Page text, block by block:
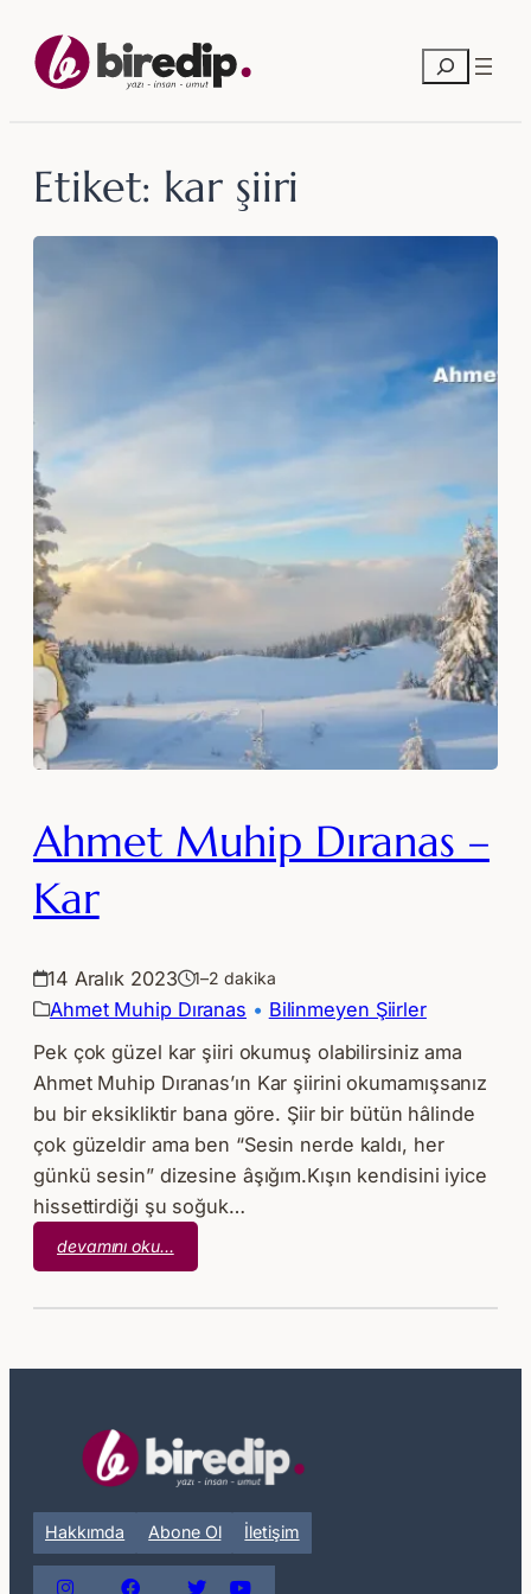
geç
Ara
Etiket: kar şiiri
Ahmet Muhip Dıranas –
Kar
14 Aralık 2023 1–2 dakika
Ahmet Muhip Dıranas • Bilinmeyen Şiirler
Pek çok güzel kar şiiri okumuş olabilirsiniz ama
Ahmet Muhip Dıranas’ın Kar şiirini okumamışsanız
bu bir eksikliktir bana göre. Şiir bir bütün hâlinde
çok güzeldir ama ben “Sesin nerde kaldı, her
günkü sesin” dizesine âşığım.Kışın kendisini iyice
hissettirdiği şu soğuk…
devamını oku…
Ahmet
Kar
Hakkımda Abone Ol İletişim